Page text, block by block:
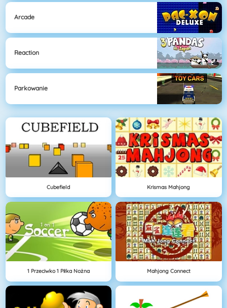
Arcade
Reaction
Parkowanie
Cubefield Krismas Mahjong
1 Przeciwko 1 Piłka Nożna Mahjong Connect